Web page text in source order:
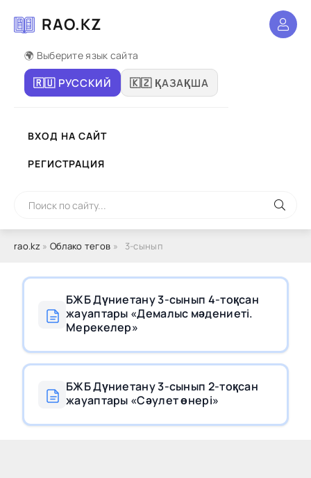
RAO.KZ
🌍 Выберите язык сайта
🇷🇺 РУССКИЙ 🇰🇿 ҚАЗАҚША
ВХОД НА САЙТ
РЕГИСТРАЦИЯ
rao.kz» Облако тегов » 3-сынып
БЖБ Дүниетану 3-сынып 4-тоқсан
жауаптары «Демалыс мәдениеті.
Мерекелер»
БЖБ Дүниетану 3-сынып 2-тоқсан
жауаптары «Сәулет өнері»